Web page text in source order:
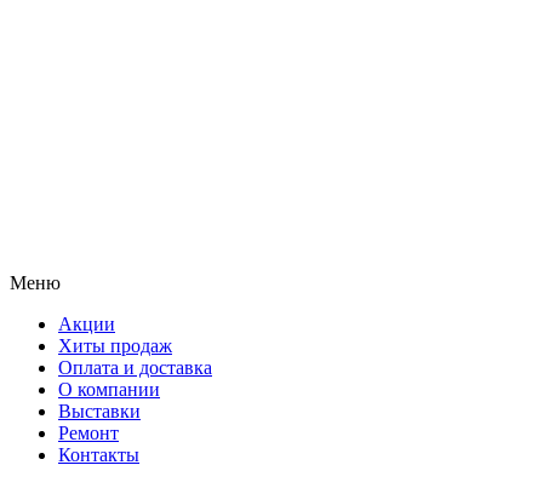
Меню
Акции
Хиты продаж
Оплата и доставка
О компании
Выставки
Ремонт
Контакты